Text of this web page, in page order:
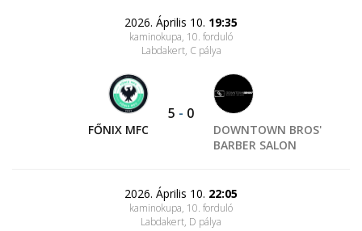
2026. Április 10. 19:35
kaminokupa, 10. forduló
Labdakert, C pálya
FŐNIX MFC
5 - 0
DOWNTOWN BROS'
BARBER SALON
2026. Április 10. 22:05
kaminokupa, 10. forduló
Labdakert, D pálya